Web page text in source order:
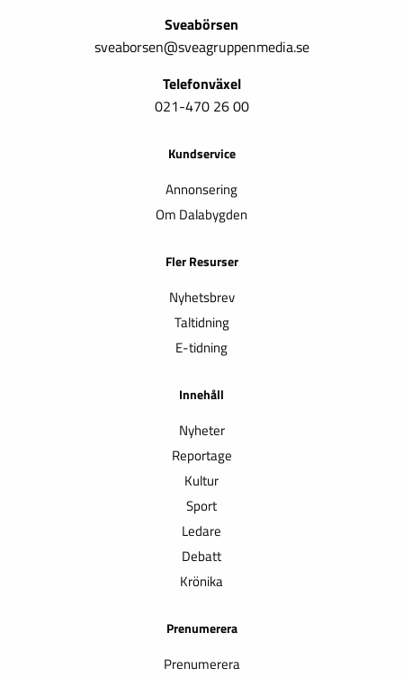
Sveabörsen
sveaborsen@sveagruppenmedia.se
Telefonväxel
021-470 26 00
Kundservice
Annonsering
Om Dalabygden
Fler Resurser
Nyhetsbrev
Taltidning
E-tidning
Innehåll
Nyheter
Reportage
Kultur
Sport
Ledare
Debatt
Krönika
Prenumerera
Prenumerera